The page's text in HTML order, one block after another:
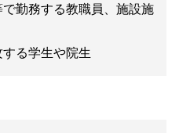
勤務する教職員、施設施
する学生や院生